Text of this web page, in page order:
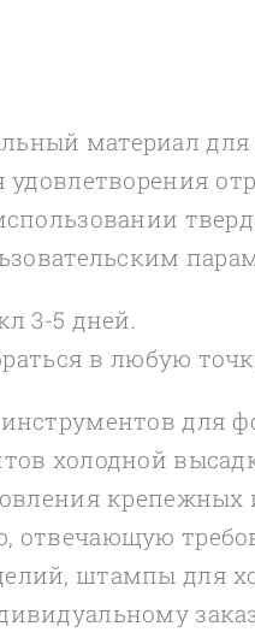
материал
удовлетворения
3-5 дней.
в любую
для
холодной
отвечающую
штампы для